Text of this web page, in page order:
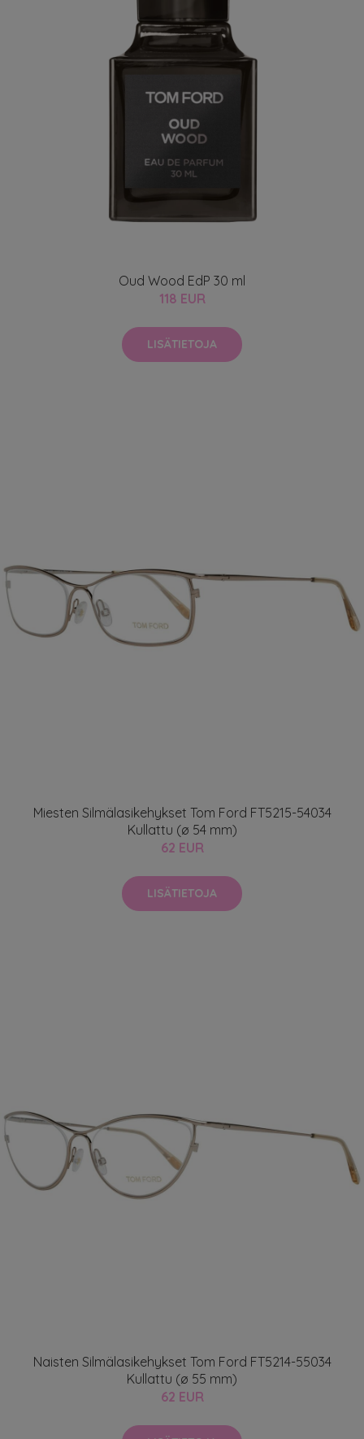
Oud Wood EdP 30 ml
118 EUR
LISÄTIETOJA
Miesten Silmälasikehykset Tom Ford FT5215-54034
Kullattu (ø 54 mm)
62 EUR
LISÄTIETOJA
Naisten Silmälasikehykset Tom Ford FT5214-55034
Kullattu (ø 55 mm)
62 EUR